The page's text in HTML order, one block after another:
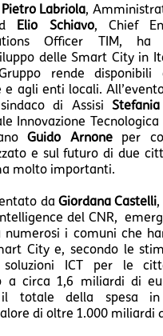
Pietro Labriola,
Elio Schiavo, Chief
Officer TIM,
delle Smart City in
rende disponibili
agli enti locali.
di Assisi
Innovazione
Guido Arnoneper
e sul futuro di due
molto importanti.
da Giordana Castelli,
del CNR,
numerosi i comuni che
City e, secondo le
ICT per le
a circa 1,6 miliardi di
il totale della spesa
di oltre 1.000 miliardi